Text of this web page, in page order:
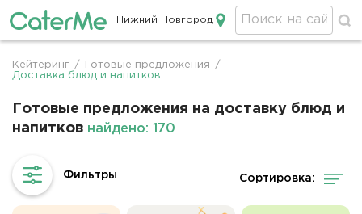
Кейтеринг в Нижнем Новгороде
Нижний Новгород
Строка
Кейтеринг / Готовые предложения
/
Доставка блюд и напитков
Готовые предложения на доставку блюд и
напитков найдено: 170
Сортировка: